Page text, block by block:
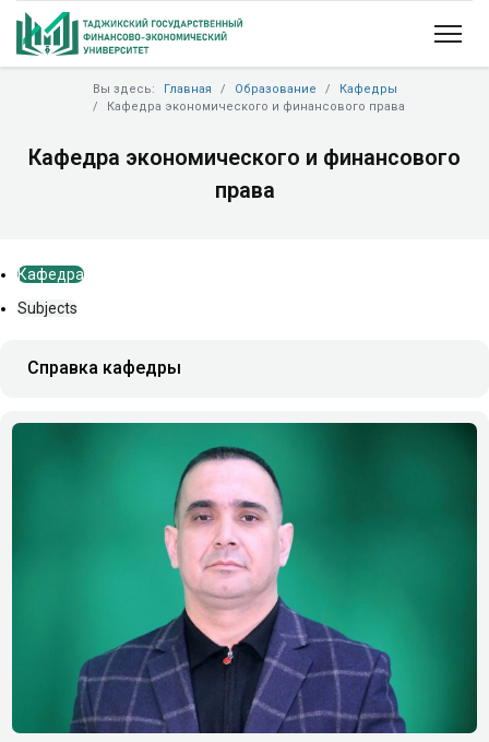
Вы здесь: Главная Образование
Кафедры
Кафедра экономического и финансового права
Кафедра экономического и финансового
права
Кафедра
Subjects
Справка кафедры